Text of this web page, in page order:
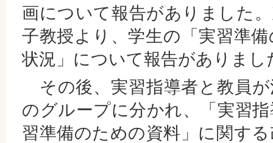
画について報告がありました
子教授より、学生の「実習準
状況」について報告がありまし
その後、実習指導者と教員
のグループに分かれ、「実習
習準備のための資料」に関す